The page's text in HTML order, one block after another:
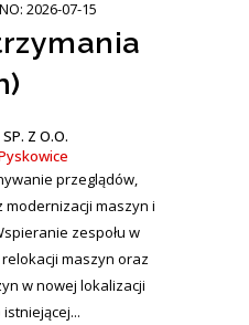
2026-07-15
Z O.O.
przeglądów,
maszyn i
zespołu w
maszyn oraz
w nowej lokalizacji